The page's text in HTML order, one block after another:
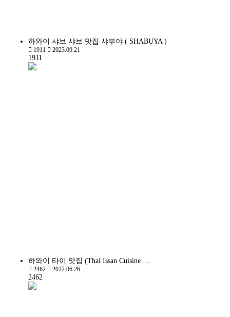
하와이 샤브 샤브 맛집 샤부야 ( SHABUYA )
1911 2023.09.21
1911
하와이 타이 맛집 (Thai Issan Cuisine …
2462 2022.06.26
2462